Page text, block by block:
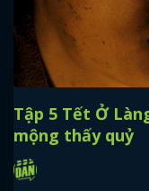
Tập 5 Tết Ở
mộng thấy quỷ